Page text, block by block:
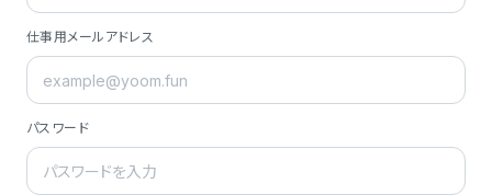
仕事用メールアドレス
パスワード